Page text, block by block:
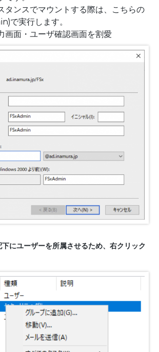
タンスでマウントする際は、こちらの
で実行します。
画面・ユーザ確認画面を割愛
にユーザーを所属させるため、右クリック